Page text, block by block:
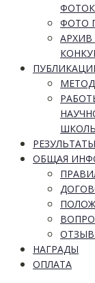
ФОТО
РЕЗУЛЬТАТЫ
ОБЩАЯ
НАГРАДЫ
ОПЛАТА